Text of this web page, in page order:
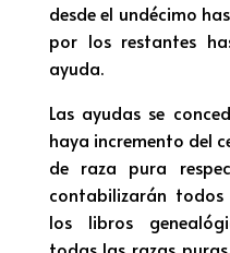
desde el undécimo
por los restantes
ayuda.
Las ayudas se
haya incremento del
de raza pura
contabilizarán
los libros